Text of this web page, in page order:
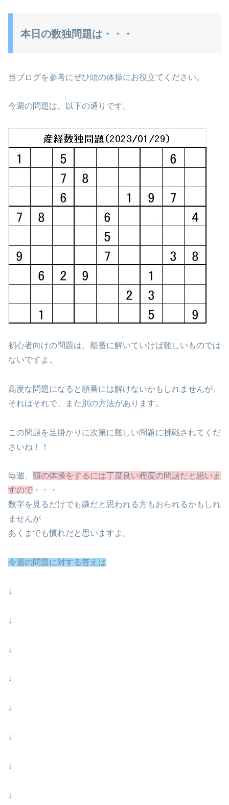
本日の数独問題は・・・
当ブログを参考にぜひ頭の体操にお役立てください。
今週の問題は、以下の通りです。
初心者向けの問題は、順番に解いていけば難しいものでは
ないですよ。
高度な問題になると順番には解けないかもしれませんが、
それはそれで、また別の方法があります。
この問題を足掛かりに次第に難しい問題に挑戦されてくだ
さいね！！
毎週、 頭の体操をするには丁度良い程度の問題だと思いま
すので ・・・
数字を見るだけでも嫌だと思われる方もおられるかもしれ
ませんが
あくまでも慣れだと思いますよ。
今週の問題に対する答えは
↓
↓
↓
↓
↓
↓
↓
↓